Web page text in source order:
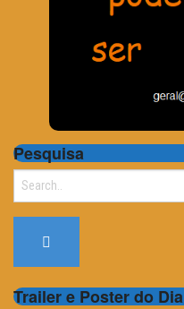
Pesquisa
Search
Trailer e Poster do Dia